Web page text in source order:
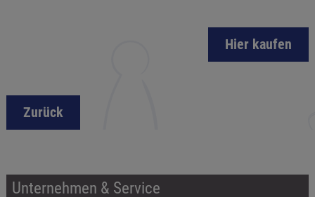
Hier kaufen
Zurück
Unternehmen & Service